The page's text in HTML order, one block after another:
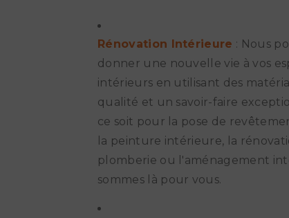
Rénovation Intérieure : Nous
donner une nouvelle vie à vos
intérieurs en utilisant des
qualité et un savoir-faire
ce soit pour la pose de
la peinture intérieure, la
plomberie ou l'aménagement
sommes là pour vous.